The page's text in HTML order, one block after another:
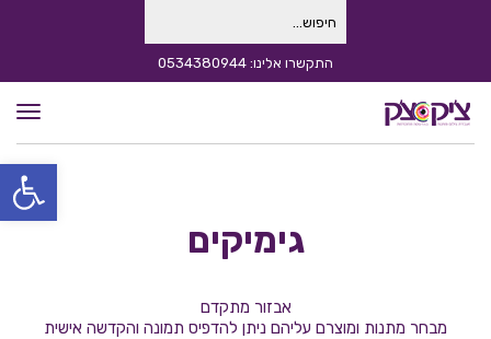
פתח
עבור: התקשרו אלינו: 0534380944
גימיקים
אבזור מתקדם
מבחר מתנות ומוצרם עליהם ניתן להדפיס תמונה והקדשה אישית